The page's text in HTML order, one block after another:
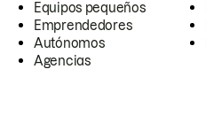
Equipos pequeños
Emprendedores
Autónomos
Agencias